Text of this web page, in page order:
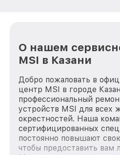
О нашем
MSI в Казани
Добро пожаловать в
центр MSI в городе
профессиональный
устройств MSI для всех
окрестностей. Наша
сертифицированных
постоянно повышают
чтобы предоставить вам